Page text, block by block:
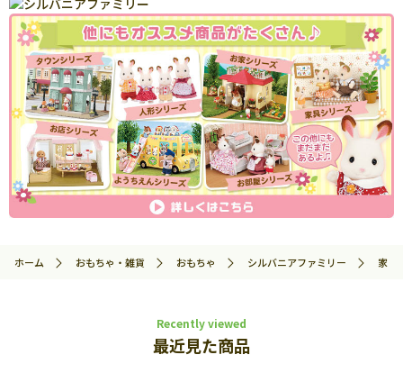
ホーム おもちゃ・雑貨 おもちゃ シルバニアファミリー 家具
Recently viewed
最近見た商品